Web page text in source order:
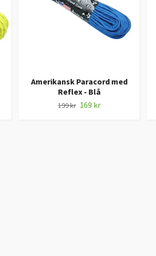
Amerikansk Paracord med
Reflex - Blå
199 kr 169 kr